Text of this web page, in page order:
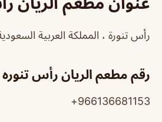
رأس تنورة ، المملكة العربية
رقم مطعم الريان رأس تنوره
966136681153+